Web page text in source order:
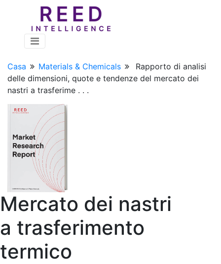
Casa Materials & Chemicals
Rapporto di analisi
delle dimensioni, quote e tendenze del mercato dei
nastri a trasferime . . .
Mercato dei nastri
a trasferimento
termico